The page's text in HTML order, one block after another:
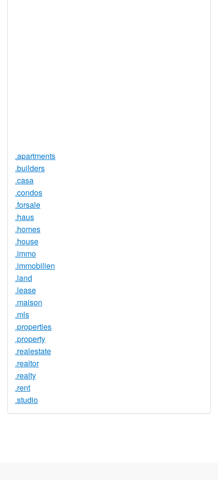
.apartments
.builders
.casa
.condos
.forsale
.haus
.homes
.house
.immo
.immobilien
.land
.lease
.maison
.mls
.properties
.property
.realestate
.realtor
.realty
.rent
.studio